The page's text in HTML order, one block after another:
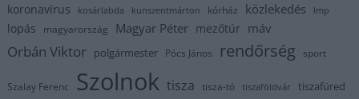
koronavírus kosárlabda kunszentmárton kórház közlekedés lmp
lopás magyarország Magyar Péter mezőtúr máv
Orbán Viktor polgármester Pócs János rendőrség sport
Szalay Ferenc Szolnok tisza tisza-tó tiszaföldvár tiszafüred